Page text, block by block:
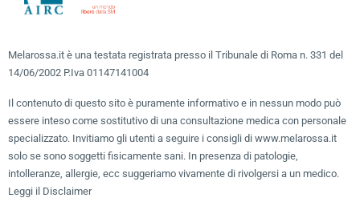
Melarossa.it è una testata registrata presso il Tribunale di Roma n. 331 del
14/06/2002 P.Iva 01147141004
Il contenuto di questo sito è puramente informativo e in nessun modo può
essere inteso come sostitutivo di una consultazione medica con personale
specializzato. Invitiamo gli utenti a seguire i consigli di www.melarossa.it
solo se sono soggetti fisicamente sani. In presenza di patologie,
intolleranze, allergie, ecc suggeriamo vivamente di rivolgersi a un medico.
Leggi il Disclaimer